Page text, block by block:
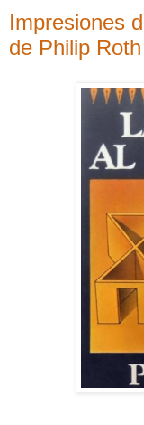
Impresiones
de Philip Roth